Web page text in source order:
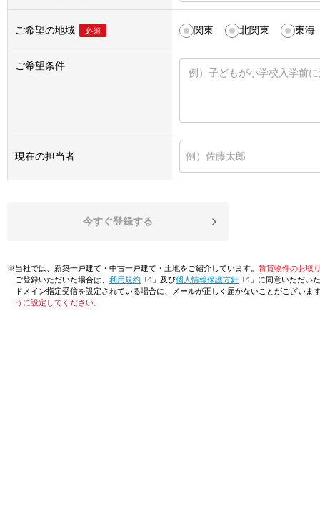
ご希望の地域 必須 関東 北関東 東海
ご希望条件
現在の担当者
今すぐ登録する
※当社では、新築一戸建て・中古一戸建て・土地をご紹介しています。 賃貸物件のお取
ご登録いただいた場合は、「利用規約 」及び「個人情報保護方針
」に同意いただい
ドメイン指定受信を設定されている場合に、メールが正しく届かないことがございます
うに設定してください。